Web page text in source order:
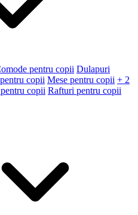
pentru copii Dulapuri
copii Mese pentru copii + 2
copii Rafturi pentru copii